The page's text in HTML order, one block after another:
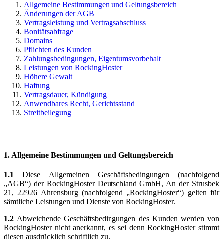
Allgemeine Bestimmungen und Geltungsbereich
Änderungen der AGB
Vertragsleistung und Vertragsabschluss
Bonitätsabfrage
Domains
Pflichten des Kunden
Zahlungsbedingungen, Eigentumsvorbehalt
Leistungen von RockingHoster
Höhere Gewalt
Haftung
Vertragsdauer, Kündigung
Anwendbares Recht, Gerichtsstand
Streitbeilegung
1. Allgemeine Bestimmungen und Geltungsbereich
1.1Diese Allgemeinen Geschäftsbedingungen (nachfolgend
„AGB“) der RockingHoster Deutschland GmbH, An der Strusbek
21, 22926 Ahrensburg (nachfolgend „RockingHoster“) gelten für
sämtliche Leistungen und Dienste von RockingHoster.
1.2 Abweichende Geschäftsbedingungen des Kunden werden von
RockingHoster nicht anerkannt, es sei denn RockingHoster stimmt
diesen ausdrücklich schriftlich zu.